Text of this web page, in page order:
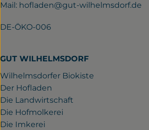
Mail: hofladen@gut-wilhelmsdorf.de
DE-ÖKO-006
GUT WILHELMSDORF
Wilhelmsdorfer Biokiste
Der Hofladen
Die Landwirtschaft
Die Hofmolkerei
Die Imkerei